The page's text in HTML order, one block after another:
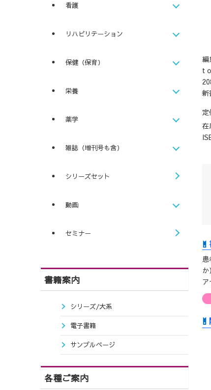
t
定
在
看護
リハビリテーション
保健（保育）
栄養
薬学
雑誌（増刊号も含）
シリーズセット
動画
セミナー
書籍案内
シリーズ/大系
電子書籍
サンプルページ
各種ご案内